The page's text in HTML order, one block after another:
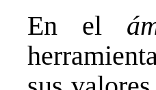
En el